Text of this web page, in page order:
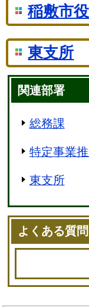
稲敷市
東支所
関連部署
総務課
特定事業
東支所
よくある質